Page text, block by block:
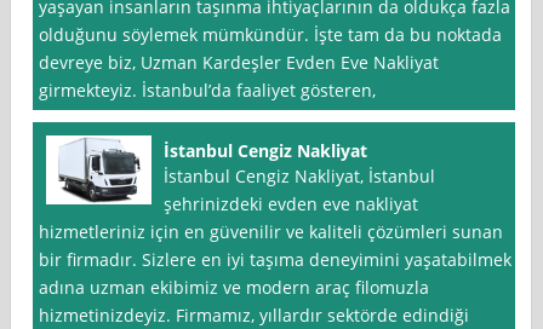
yaşayan insanların taşınma ihtiyaçlarının da oldukça fazla
olduğunu söylemek mümkündür. İşte tam da bu noktada
devreye biz, Uzman Kardeşler Evden Eve Nakliyat
girmekteyiz. İstanbul’da faaliyet gösteren,
İstanbul Cengiz Nakliyat
İstanbul Cengiz Nakliyat, İstanbul
şehrinizdeki evden eve nakliyat
hizmetleriniz için en güvenilir ve kaliteli çözümleri sunan
bir firmadır. Sizlere en iyi taşıma deneyimini yaşatabilmek
adına uzman ekibimiz ve modern araç filomuzla
hizmetinizdeyiz. Firmamız, yıllardır sektörde edindiği